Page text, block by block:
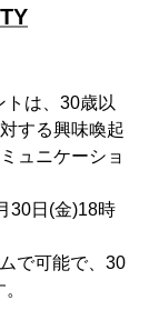
は、30歳以
する興味喚起
ュニケーショ
30日(金)18時
で可能で、30